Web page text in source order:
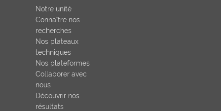
Notre unité
Connaître nos
recherches
Nos plateaux
techniques
Nos plateformes
Collaborer avec
nous
Découvrir nos
résultats